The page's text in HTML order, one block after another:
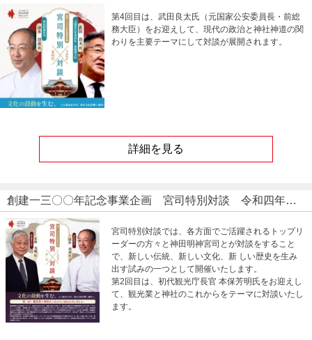
第4回目は、武田良太氏（元国家公安委員長・前総
務大臣）をお迎えして、現代の政治と神社神道の関
わりを主要テーマにして対談が展開されます。
詳細を見る
創建一三〇〇年記念事業企画 宮司特別対談 令和四年 第二回
宮司特別対談では、各方面でご活躍されるトップリ
ーダーの方々と神田明神宮司とが対談をすること
で、新しい伝統、新しい文化、新 しい歴史を生み
出す試みの一つとして開催いたします。
第2回目は、初代観光庁長官 本保芳明氏をお迎えし
て、観光業と神社のこれからをテーマに対談いたし
ます。